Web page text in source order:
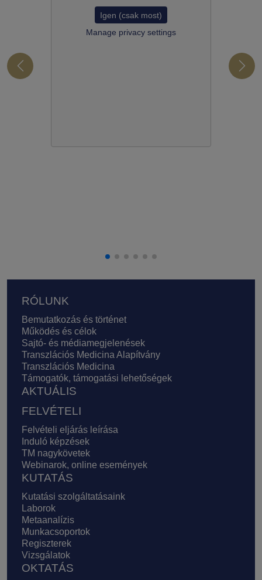
Igen (csak most)
Manage privacy settings
Lábléc
RÓLUNK
Bemutatkozás és történet
Működés és célok
Sajtó- és médiamegjelenések
Transzlációs Medicina Alapítvány
Transzlációs Medicina
Támogatók, támogatási lehetőségek
AKTUÁLIS
FELVÉTELI
Felvételi eljárás leírása
Induló képzések
TM nagykövetek
Webinarok, online események
KUTATÁS
Kutatási szolgáltatásaink
Laborok
Metaanalízis
Munkacsoportok
Regiszterek
Vizsgálatok
OKTATÁS